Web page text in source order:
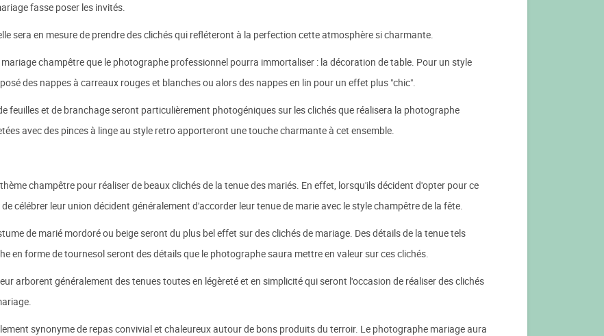
fasse poser les invités.
sera en mesure de prendre des clichés qui refléteront à la perfection cette atmosphère si charmante.
champêtre que le photographe professionnel pourra immortaliser : la décoration de table. Pour un style
des nappes à carreaux rouges et blanches ou alors des nappes en lin pour un effet plus "chic".
feuilles et de branchage seront particulièrement photogéniques sur les clichés que réalisera la photographe
avec des pinces à linge au style retro apporteront une touche charmante à cet ensemble.
champêtre pour réaliser de beaux clichés de la tenue des mariés. En effet, lorsqu'ils décident d'opter pour ce
célébrer leur union décident généralement d'accorder leur tenue de marie avec le style champêtre de la fête.
de marié mordoré ou beige seront du plus bel effet sur des clichés de mariage. Des détails de la tenue tels
en forme de tournesol seront des détails que le photographe saura mettre en valeur sur ces clichés.
arborent généralement des tenues toutes en légèreté et en simplicité qui seront l'occasion de réaliser des clichés
synonyme de repas convivial et chaleureux autour de bons produits du terroir. Le photographe mariage aura